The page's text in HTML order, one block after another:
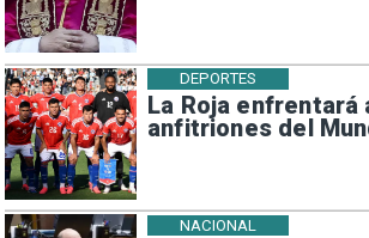
La Roja enfrentará
anfitriones del
DEPORTES
NACIONAL